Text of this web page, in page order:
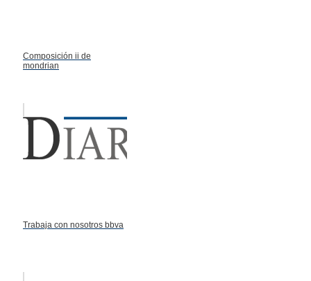
Composición ii de
mondrian
Trabaja con nosotros bbva